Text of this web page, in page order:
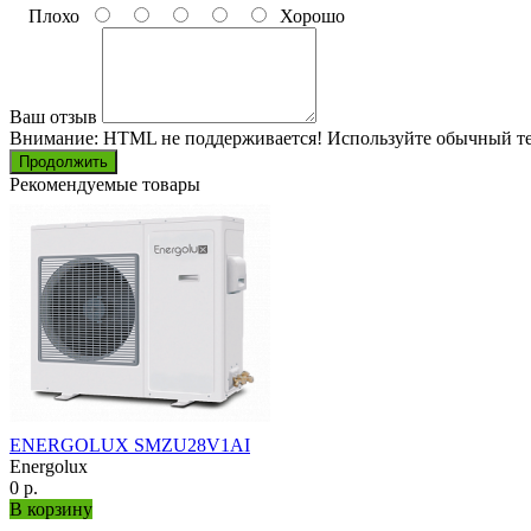
Плохо
Хорошо
Ваш отзыв
Внимание: HTML не поддерживается! Используйте обычный
Продолжить
Рекомендуемые товары
ENERGOLUX SMZU28V1AI
Energolux
0 р.
В корзину